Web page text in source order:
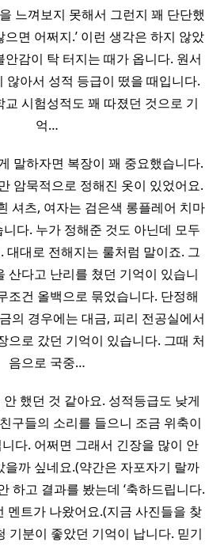
을 느껴보지 못해서 그런지 꽤 단단했
으면 어쩌지.’ 이런 생각은 하지 않았
안감이 탁 터지는 때가 옵니다. 원서
않아서 성적 등급이 떴을 때입니다.
시험성적도 꽤 따졌던 것으로 기
억…
말하자면 복장이 꽤 중요했습니다.
암묵적으로 정해진 옷이 있었어요.
셔츠, 여자는 검은색 롱플레어 치마
다. 누가 정해준 것도 아닌데 모두
대대로 전해지는 룰처럼 말이죠. 그
산다고 난리를 쳤던 기억이 있습니
조건 올백으로 묶었습니다. 단정해
의 경우에는 대금, 피리 전공실에서
으로 갔던 기억이 있습니다. 그때 처
음으로 국중…
했던 것 같아요. 성적등급도 낮게
구들의 소리를 들으니 조금 위축이
다. 어쩌면 그래서 긴장을 많이 안
을까 싶네요.(약간은 자포자기 랄까
하고 결과를 봤는데 ‘축하드립니다.
멘트가 나왔어요.(지금 사진들을 찾
기분이 좋았던 기억이 납니다. 믿기